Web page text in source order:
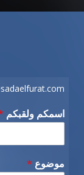
اسمكم ولقبكم
موضوع *